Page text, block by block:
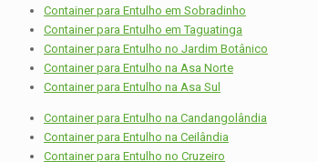
Container para Entulho em Sobradinho
Container para Entulho em Taguatinga
Container para Entulho no Jardim Botânico
Container para Entulho na Asa Norte
Container para Entulho na Asa Sul
Container para Entulho na Candangolândia
Container para Entulho na Ceilândia
Container para Entulho no Cruzeiro